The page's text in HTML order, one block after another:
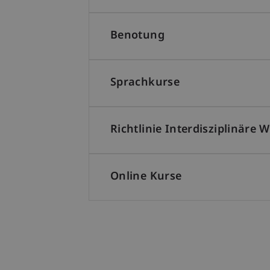
Benotung
Sprachkurse
Richtlinie Interdisziplinäre
Online Kurse